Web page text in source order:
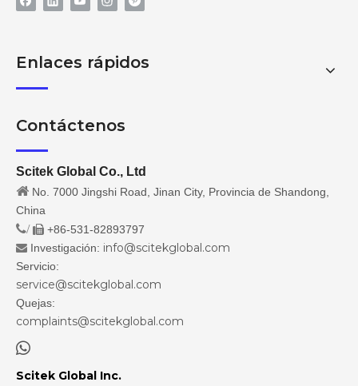
Enlaces rápidos
Contáctenos
Scitek Global Co., Ltd
 No. 7000 Jingshi Road, Jinan City, Provincia de Shandong,
China
/  +86-531-82893797
 Investigación: info@scitekglobal.com
Servicio:
service@scitekglobal.com
Quejas:
complaints@scitekglobal.com

Scitek Global Inc.